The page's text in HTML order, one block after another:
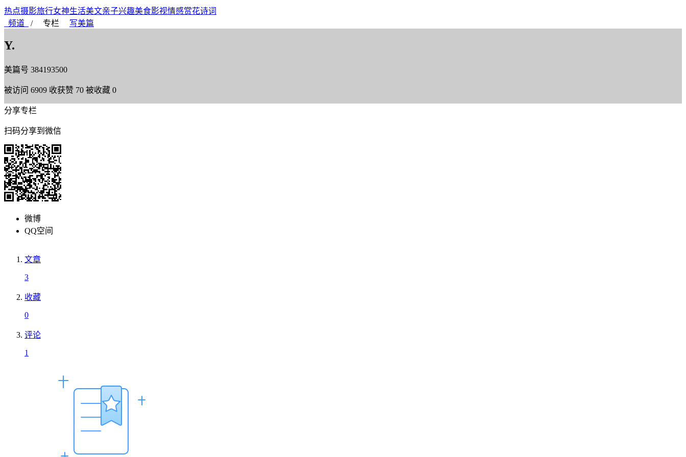
热点摄影旅行女神生活美文亲子兴趣美食影视情感赏花诗词
频道
/ 专栏 写美篇
Y.
美篇号 384193500
被访问 6909 收获赞 70 被收藏 0
分享专栏
扫码分享到微信
微博
QQ空间
文章
3
收藏
0
评论
1